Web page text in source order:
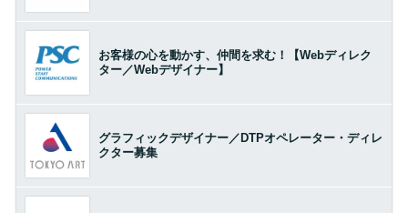
お客様の心を動かす、仲間を求む！【Webディレク
ター／Webデザイナー】
グラフィックデザイナー／DTPオペレーター・ディレ
クター募集